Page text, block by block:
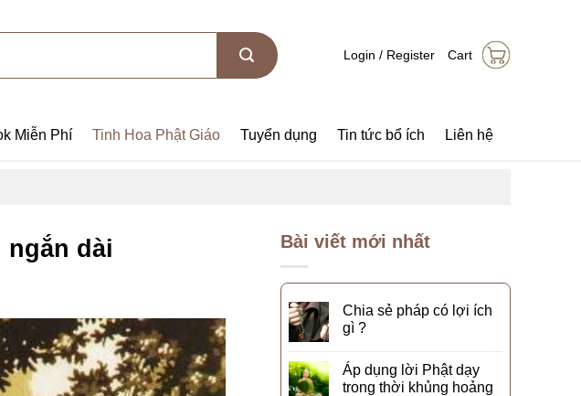
Login / Register Cart
Miễn Phí Tinh Hoa Phật Giáo Tuyển dụng Tin tức bổ ích Liên hệ
dài Bài viết mới nhất
Chia sẻ pháp có lợi ích
gì ?
Áp dụng lời Phật dạy
trong thời khủng hoảng